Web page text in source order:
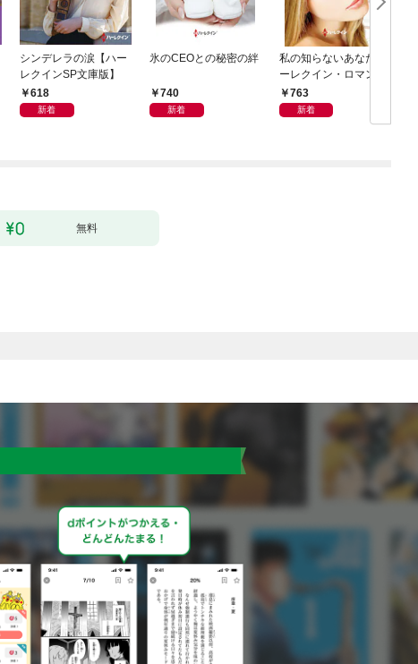
シンデレラの涙【ハー
レクインSP文庫版】
618
新着
氷のCEOとの秘密の絆
740
新着
私の知らないあなた ハ
ーレクイン・ロマンス
～伝説の名作選～【ハ
ーレクイン・ロマンス
763
新着
無料